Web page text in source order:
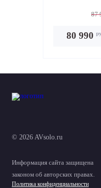
87
80 990
© 2026 AVsolo.ru
Информация сайта защищена
законом об авторских правах.
Политика конфиденциальности